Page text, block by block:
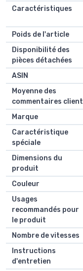
Caractéristiques
Poids de l'article
Disponibilité des
pièces détachées
ASIN
Moyenne des
commentaires client
Marque
Caractéristique
spéciale
Dimensions du
produit
Couleur
Usages
recommandés pour
le produit
Nombre de vitesses
Instructions
d'entretien